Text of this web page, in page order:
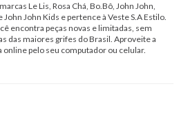
Le Lis, Rosa Chá, Bo.Bô, John John,
John Kids e pertence à Veste S.A Estilo.
encontra peças novas e limitadas, sem
das maiores grifes do Brasil. Aproveite a
online pelo seu computador ou celular.